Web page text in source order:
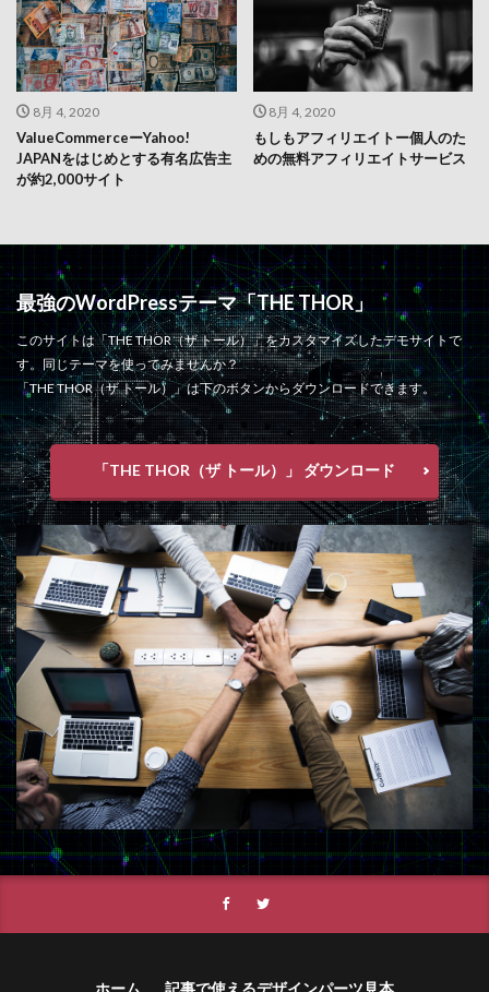
8月 4, 2020
ValueCommerceーYahoo!
JAPANをはじめとする有名広告主
が約2,000サイト
8月 4, 2020
もしもアフィリエイトー個人のた
めの無料アフィリエイトサービス
最強のWordPressテーマ「THE THOR」
このサイトは「THE THOR（ザ トール）」をカスタマイズしたデモサイトで
す。同じテーマを使ってみませんか？
「THE THOR（ザ トール）」は下のボタンからダウンロードできます。
「THE THOR（ザ トール）」 ダウンロード
ホーム 記事で使えるデザインパーツ見本